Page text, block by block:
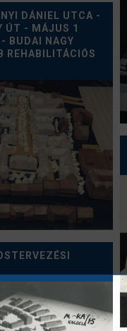
DÁNIEL UTCA -
ÚT - MÁJUS 1
BUDAI NAGY
REHABILITÁCIÓS